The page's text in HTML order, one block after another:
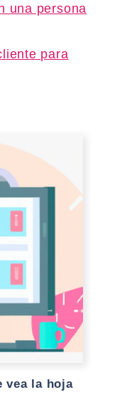
una persona
para
vea la hoja